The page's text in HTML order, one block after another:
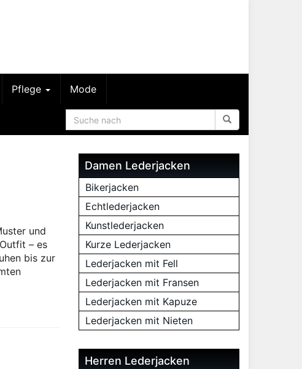
Pflege Mode
und
– es
bis zur
Damen Lederjacken
Bikerjacken
Echtlederjacken
Kunstlederjacken
Kurze Lederjacken
Lederjacken mit Fell
Lederjacken mit Fransen
Lederjacken mit Kapuze
Lederjacken mit Nieten
Herren Lederjacken